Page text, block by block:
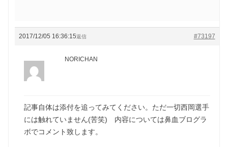
2017/12/05 16:36:15 #73197
返信
NORICHAN
記事自体は添付を追ってみてください。ただ一切西岡選手
には触れていません(苦笑) 内容については鼻血ブログラ
ボでコメント致します。